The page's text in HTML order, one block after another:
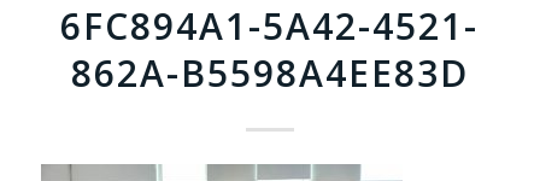
6FC894A1-5A42-4521-
862A-B5598A4EE83D